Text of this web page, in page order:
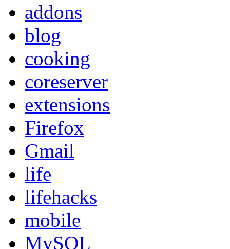
addons
blog
cooking
coreserver
extensions
Firefox
Gmail
life
lifehacks
mobile
MySQL